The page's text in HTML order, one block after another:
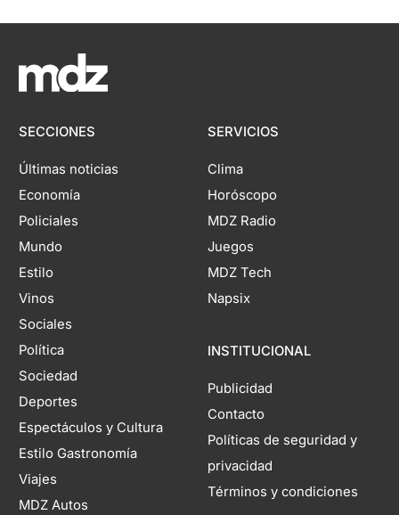
SECCIONES
Últimas noticias
Economía
Policiales
Mundo
Estilo
Vinos
Sociales
Política
Sociedad
Deportes
Espectáculos y Cultura
Estilo Gastronomía
Viajes
MDZ Autos
SERVICIOS
Clima
Horóscopo
MDZ Radio
Juegos
MDZ Tech
Napsix
INSTITUCIONAL
Publicidad
Contacto
Políticas de seguridad y
privacidad
Términos y condiciones